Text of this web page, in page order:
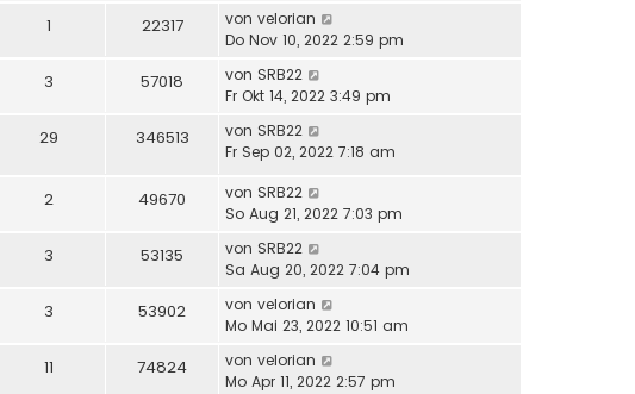
1 22317 von velorian
Do Nov 10, 2022 2:59 pm
3 57018 von SRB22
Fr Okt 14, 2022 3:49 pm
29 346513 von SRB22
Fr Sep 02, 2022 7:18 am
2 49670 von SRB22
So Aug 21, 2022 7:03 pm
3 53135 von SRB22
Sa Aug 20, 2022 7:04 pm
3 53902 von velorian
Mo Mai 23, 2022 10:51 am
11 74824 von velorian
Mo Apr 11, 2022 2:57 pm